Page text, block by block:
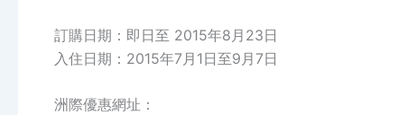
訂購日期：即日至 2015年8月23日
入住日期：2015年7月1日至9月7日
洲際優惠網址：